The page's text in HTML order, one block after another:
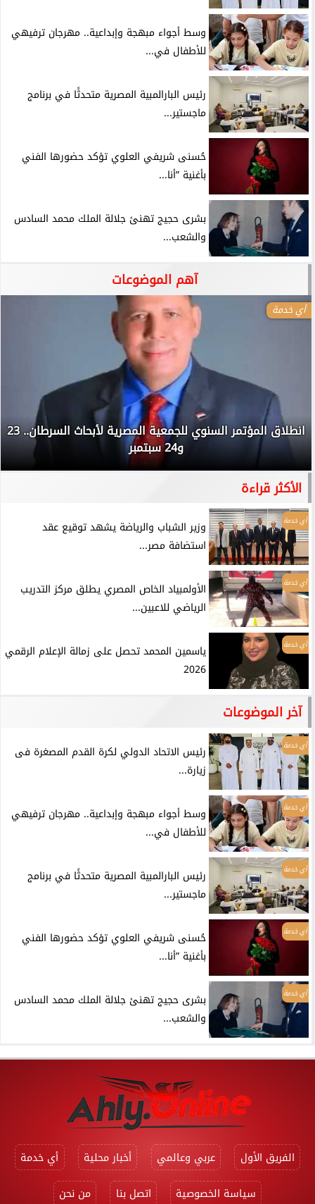
وسط أجواء مبهجة وإبداعية.. مهرجان ترفيهي
للأطفال في...
رئيس البارالمبية المصرية متحدثًا في برنامج
ماجستير...
حُسنى شريفي العلوي تؤكد حضورها الفني
بأغنية ”أنا...
بشرى حجيج تهنئ جلالة الملك محمد السادس
والشعب...
آهم الموضوعات
أي خدمة
انطلاق المؤتمر السنوي للجمعية المصرية لأبحاث السرطان.. 23
و24 سبتمبر
الأكثر قراءة
أي خدمة
وزير الشباب والرياضة يشهد توقيع عقد
استضافة مصر...
أي خدمة
الأولمبياد الخاص المصري يطلق مركز التدريب
الرياضي للاعبين...
أي خدمة
ياسمين المحمد تحصل على زمالة الإعلام الرقمي
2026
آخر الموضوعات
أي خدمة
رئيس الاتحاد الدولي لكرة القدم المصغرة فى
زيارة...
أي خدمة
وسط أجواء مبهجة وإبداعية.. مهرجان ترفيهي
للأطفال في...
أي خدمة
رئيس البارالمبية المصرية متحدثًا في برنامج
ماجستير...
أي خدمة
حُسنى شريفي العلوي تؤكد حضورها الفني
بأغنية ”أنا...
أي خدمة
بشرى حجيج تهنئ جلالة الملك محمد السادس
والشعب...
الفريق الأول عربي وعالمي أخبار محلية
أي خدمة
سياسة الخصوصية
اتصل بنا من نحن